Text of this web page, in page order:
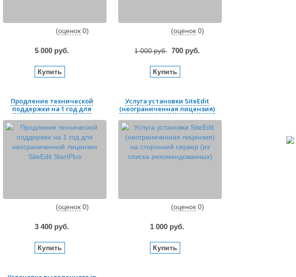
(оценок 0)
5 000 руб.
Купить
(оценок 0)
1 000руб. 700 руб.
Купить
Продление технической
поддержки на 1 год для
неограниченной ...
(оценок 0)
3 400 руб.
Купить
Услуга установки SiteEdit
(неограниченная лицензия)
на ...
(оценок 0)
1 000 руб.
Купить